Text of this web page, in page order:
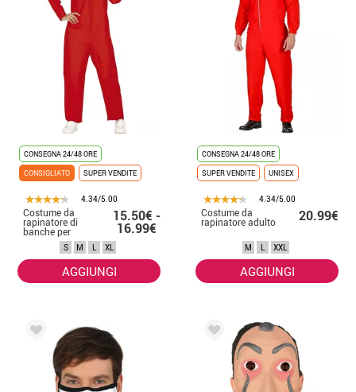
CONSEGNA 24/48 ORE
CONSIGLIATO
SUPER VENDITE
4.34/5.00
Costume da
rapinatore di
banche per
15.50€ -
16.99€
S M L XL
AGGIUNGI
CONSEGNA 24/48 ORE
SUPER VENDITE
UNISEX
4.34/5.00
Costume da
rapinatore adulto 20.99€
M L XXL
AGGIUNGI